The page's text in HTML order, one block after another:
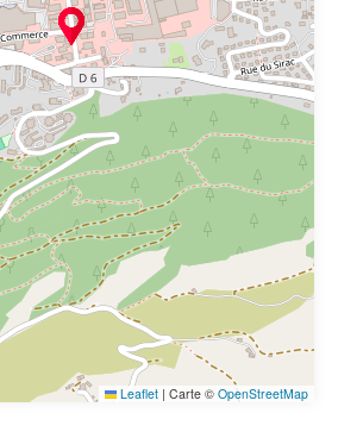
Leaflet | Carte © OpenStreetMap